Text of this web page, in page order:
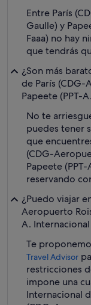
Entre París
Gaulle) y
Faaa) no hay
que tendrás
¿Son más
de París (CDG-
Papeete (PPT-
No te
puedes tener
que
(CDG-
Papeete
reservando
¿Puedo viajar
Aeropuerto
A. Internacional
Te
Travel Advisor
restricciones
impone una
Internacional